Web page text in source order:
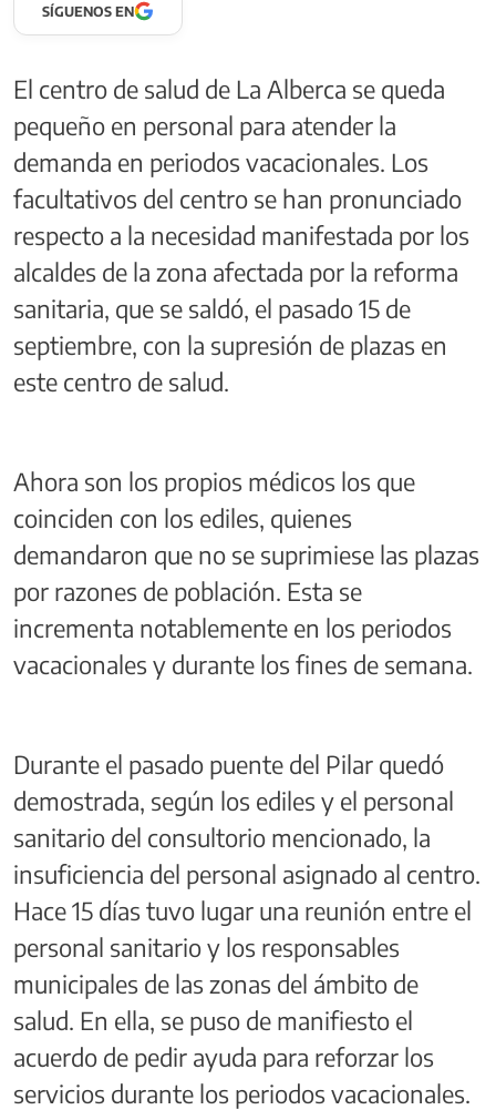
SÍGUENOS EN
El centro de salud de La Alberca se queda
pequeño en personal para atender la
demanda en periodos vacacionales. Los
facultativos del centro se han pronunciado
respecto a la necesidad manifestada por los
alcaldes de la zona afectada por la reforma
sanitaria, que se saldó, el pasado 15 de
septiembre, con la supresión de plazas en
este centro de salud.
Ahora son los propios médicos los que
coinciden con los ediles, quienes
demandaron que no se suprimiese las plazas
por razones de población. Esta se
incrementa notablemente en los periodos
vacacionales y durante los fines de semana.
Durante el pasado puente del Pilar quedó
demostrada, según los ediles y el personal
sanitario del consultorio mencionado, la
insuficiencia del personal asignado al centro.
Hace 15 días tuvo lugar una reunión entre el
personal sanitario y los responsables
municipales de las zonas del ámbito de
salud. En ella, se puso de manifiesto el
acuerdo de pedir ayuda para reforzar los
servicios durante los periodos vacacionales.